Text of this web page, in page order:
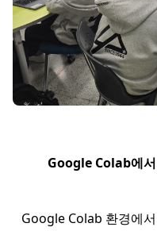
Google Colab에
Google Colab 환경에